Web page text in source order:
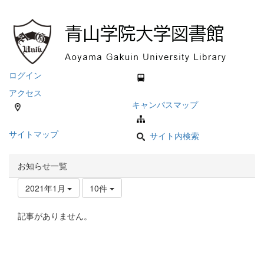
ログイン
アクセス
キャンパスマップ
サイトマップ サイト内検索
お知らせ一覧
2021年1月
10件
記事がありません。